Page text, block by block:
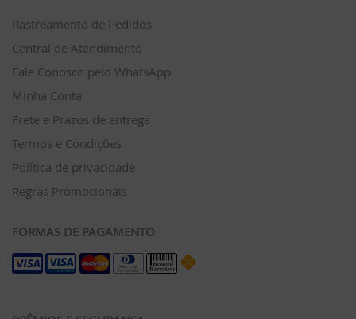
Rastreamento de Pedidos
Central de Atendimento
Fale Conosco pelo WhatsApp
Minha Conta
Frete e Prazos de entrega
Termos e Condições
Política de privacidade
Regras Promocionais
FORMAS DE PAGAMENTO